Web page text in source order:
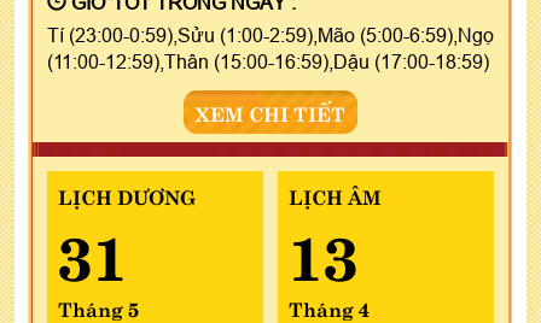
Tí (23:00-0:59),Sửu (1:00-2:59),Mão (5:00-6:59),Ngọ
(11:00-12:59),Thân (15:00-16:59),Dậu (17:00-18:59)
XEM CHI TIẾT
LỊCH DƯƠNG
31
Tháng 5
LỊCH ÂM
13
Tháng 4